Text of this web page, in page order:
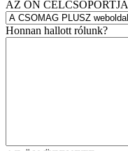
AZ ÖN CÉLCSOPORTJA
Honnan hallott rólunk?